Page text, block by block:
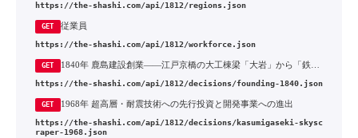
https://the-shashi.com/api/1812/regions.json
GET 従業員
https://the-shashi.com/api/1812/workforce.json
GET 1840年 鹿島建設創業——江戸京橋の大工棟梁「大岩」から「鉄道の鹿島」へ
https://the-shashi.com/api/1812/decisions/founding-1840.json
GET 1968年 超高層・耐震技術への先行投資と開発事業への進出
https://the-shashi.com/api/1812/decisions/kasumigaseki-skysc
raper-1968.json